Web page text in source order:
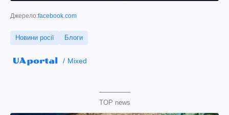
Джерело:facebook.com
Новини росії Блоги
Mixed
TOP news